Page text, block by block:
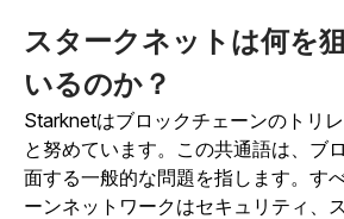
スタークネットは何を
いるのか？
Starknetはブロックチェーンのトリ
と努めています。 この共通語は、ブ
面する一般的な問題を指します。す
ーンネットワークはセキュリティ、